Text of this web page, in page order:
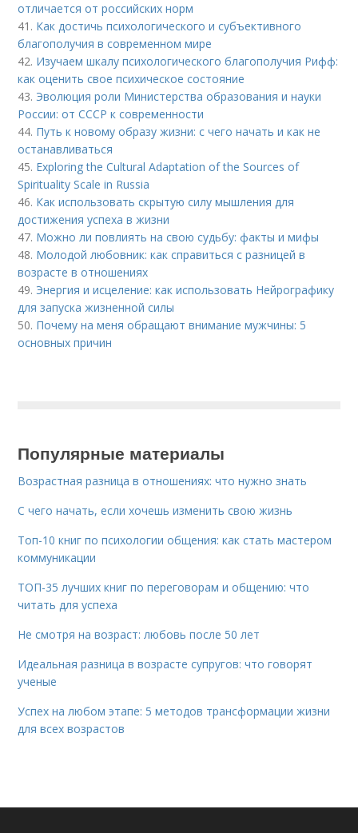
отличается от российских норм
41. Как достичь психологического и субъективного
благополучия в современном мире
42. Изучаем шкалу психологического благополучия Рифф:
как оценить свое психическое состояние
43. Эволюция роли Министерства образования и науки
России: от СССР к современности
44. Путь к новому образу жизни: с чего начать и как не
останавливаться
45. Exploring the Cultural Adaptation of the Sources of
Spirituality Scale in Russia
46. Как использовать скрытую силу мышления для
достижения успеха в жизни
47. Можно ли повлиять на свою судьбу: факты и мифы
48. Молодой любовник: как справиться с разницей в
возрасте в отношениях
49. Энергия и исцеление: как использовать Нейрографику
для запуска жизненной силы
50. Почему на меня обращают внимание мужчины: 5
основных причин
Популярные материалы
Возрастная разница в отношениях: что нужно знать
С чего начать, если хочешь изменить свою жизнь
Топ-10 книг по психологии общения: как стать мастером
коммуникации
ТОП-35 лучших книг по переговорам и общению: что
читать для успеха
Не смотря на возраст: любовь после 50 лет
Идеальная разница в возрасте супругов: что говорят
ученые
Успех на любом этапе: 5 методов трансформации жизни
для всех возрастов